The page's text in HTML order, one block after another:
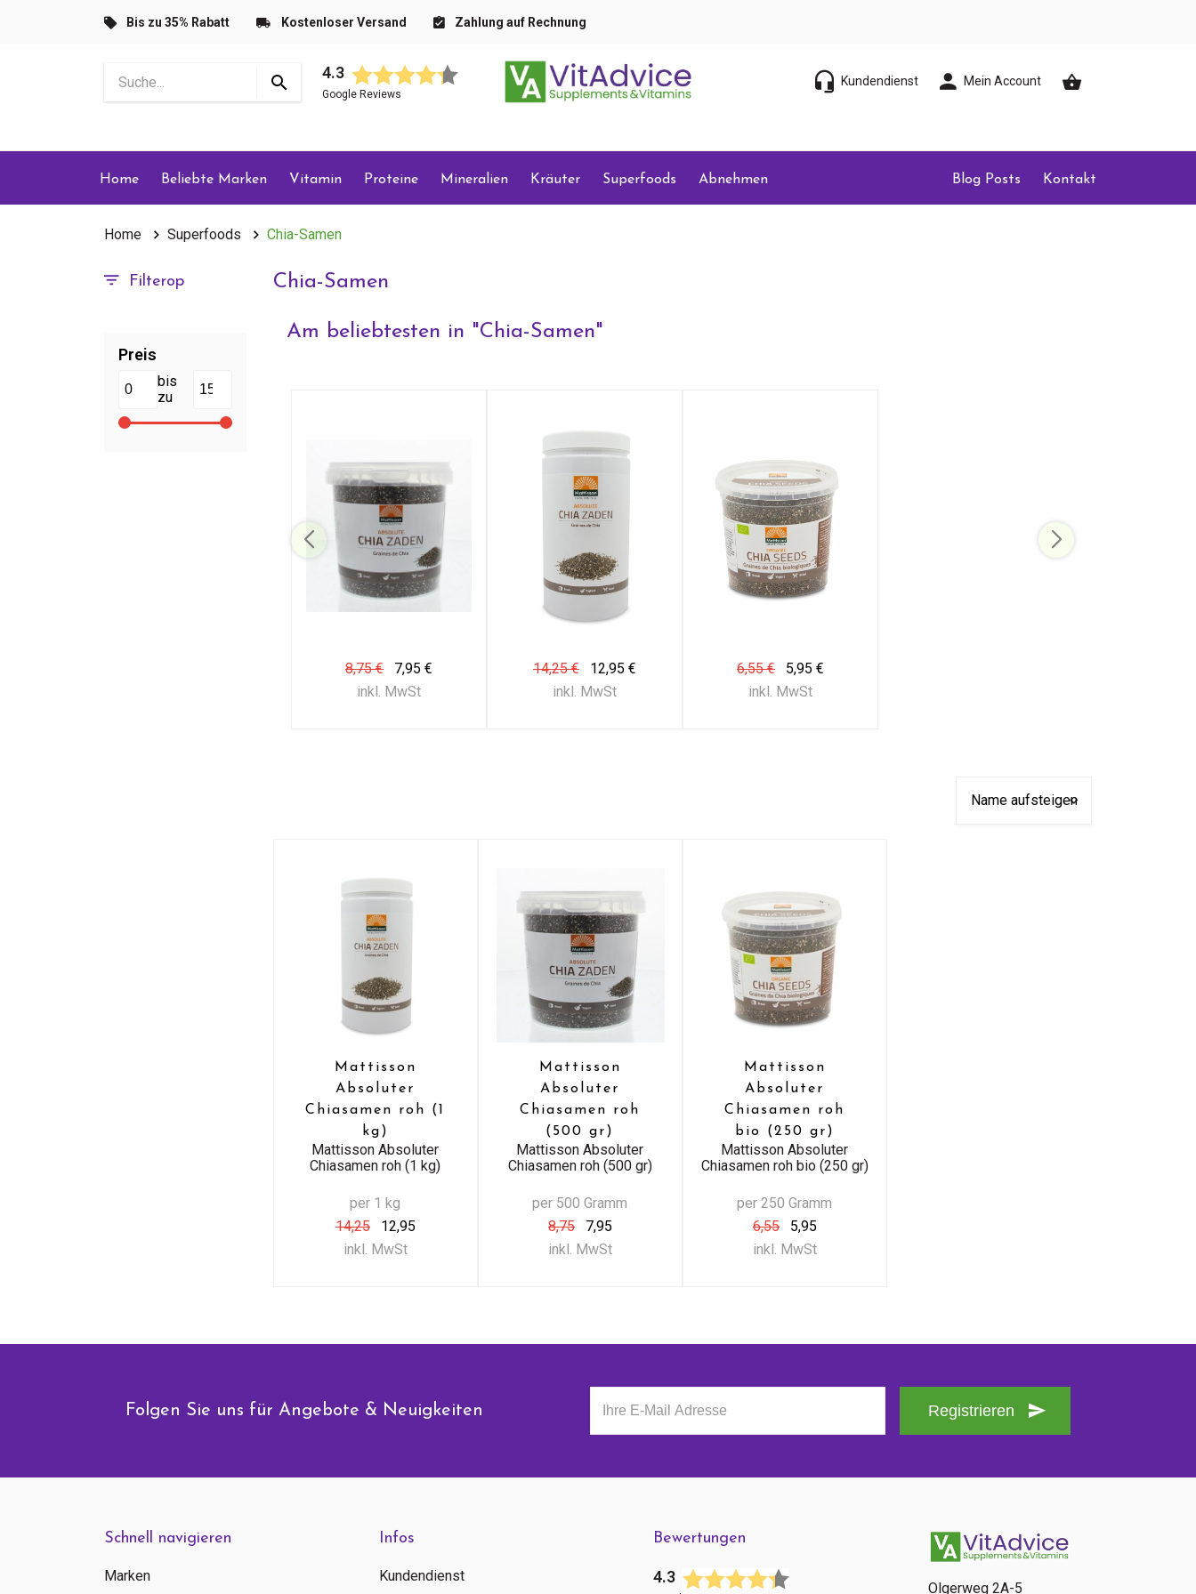
Bis zu 35% Rabatt Kostenloser Versand Zahlung auf Rechnung
4.3
Google Reviews
Kundendienst Mein Account
Home Beliebte Marken Vitamin Proteine Mineralien Kräuter Superfoods Abnehmen Blog Posts Kontakt
Home Superfoods Chia-Samen
Filterop
Preis
bis
zu
Chia-Samen
Am beliebtesten in "Chia-Samen"
8,75 €
7,95 €
inkl. MwSt
14,25 €
12,95 €
inkl. MwSt
6,55 €
5,95 €
inkl. MwSt
Mattisson
Absoluter
Chiasamen roh (1
kg)
Mattisson Absoluter
Chiasamen roh (1 kg)
per 1 kg
14,25
12,95
inkl. MwSt
Mattisson
Absoluter
Chiasamen roh
(500 gr)
Mattisson Absoluter
Chiasamen roh (500 gr)
per 500 Gramm
8,75
7,95
inkl. MwSt
Mattisson
Absoluter
Chiasamen roh
bio (250 gr)
Mattisson Absoluter
Chiasamen roh bio (250 gr)
per 250 Gramm
6,55
5,95
inkl. MwSt
Folgen Sie uns für Angebote & Neuigkeiten Registrieren
Schnell navigieren
Marken
Infos
Kundendienst
Bewertungen
4.3
Olgerweg 2A-5